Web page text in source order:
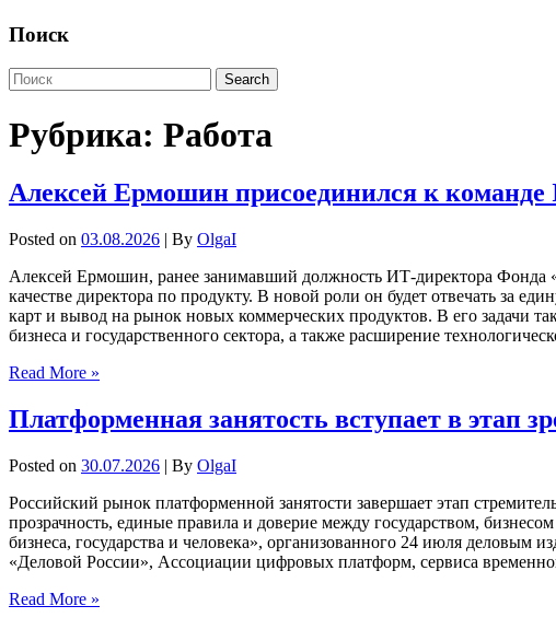
Поиск
Рубрика: Работа
Алексей Ермошин присоединился к команде
Posted on 03.08.2026 | By OlgaI
Алексей Ермошин, ранее занимавший должность ИТ-директора Фонда
качестве директора по продукту. В новой роли он будет отвечать за
карт и вывод на рынок новых коммерческих продуктов. В его задачи
бизнеса и государственного сектора, а также расширение
Read More »
Платформенная занятость вступает в этап
Posted on 30.07.2026 | By OlgaI
Российский рынок платформенной занятости завершает этап
прозрачность, единые правила и доверие между государством,
бизнеса, государства и человека», организованного 24 июля
«Деловой России», Ассоциации цифровых платформ, сервиса
Read More »